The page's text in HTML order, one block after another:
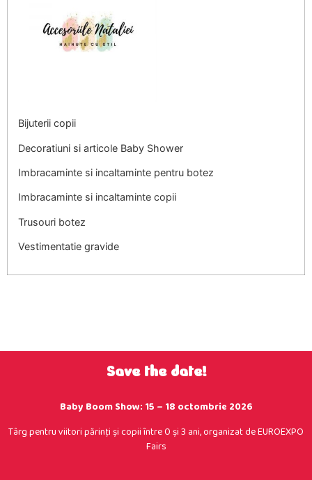
Bijuterii copii
Decoratiuni si articole Baby Shower
Imbracaminte si incaltaminte pentru botez
Imbracaminte si incaltaminte copii
Trusouri botez
Vestimentatie gravide
Save the date!
Baby Boom Show: 15 – 18 octombrie 2026
Târg pentru viitori părinţi şi copii între 0 şi 3 ani, organizat de EUROEXPO
Fairs